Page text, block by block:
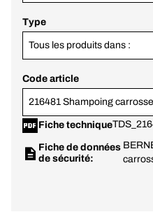
Type
Tous les produits dans :
Code article
Fiche technique
Fiche de données
de sécurité: